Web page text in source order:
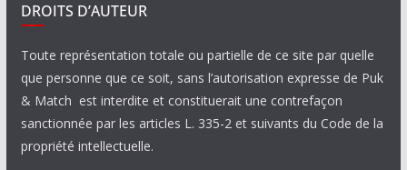
DROITS D’AUTEUR
Toute représentation totale ou partielle de ce site par quelle
que personne que ce soit, sans l’autorisation expresse de Puk
& Match est interdite et constituerait une contrefaçon
sanctionnée par les articles L. 335-2 et suivants du Code de la
propriété intellectuelle.